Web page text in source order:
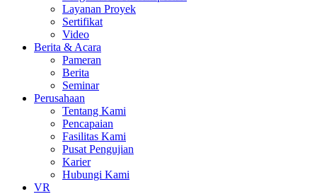
Layanan Proyek
Sertifikat
Video
Berita & Acara
Pameran
Berita
Seminar
Perusahaan
Tentang Kami
Pencapaian
Fasilitas Kami
Pusat Pengujian
Karier
Hubungi Kami
VR